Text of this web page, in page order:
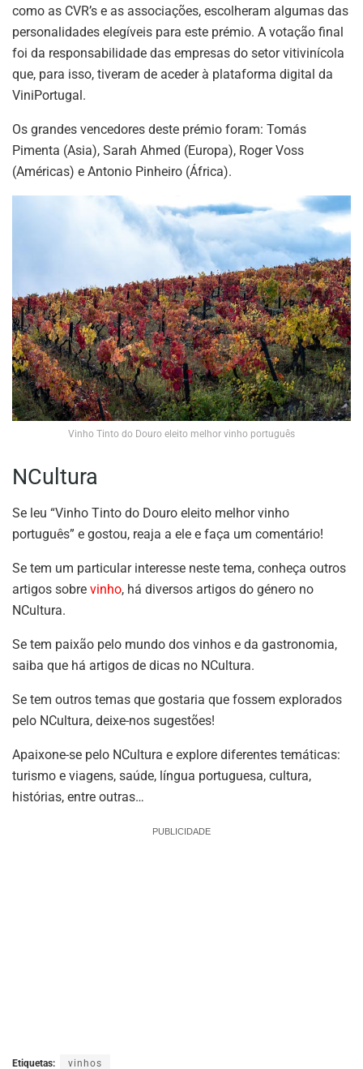
como as CVR’s e as associações, escolheram algumas das
personalidades elegíveis para este prémio. A votação final
foi da responsabilidade das empresas do setor vitivinícola
que, para isso, tiveram de aceder à plataforma digital da
ViniPortugal.
Os grandes vencedores deste prémio foram: Tomás
Pimenta (Asia), Sarah Ahmed (Europa), Roger Voss
(Américas) e Antonio Pinheiro (África).
Vinho Tinto do Douro eleito melhor vinho português
NCultura
Se leu “Vinho Tinto do Douro eleito melhor vinho
português” e gostou, reaja a ele e faça um comentário!
Se tem um particular interesse neste tema, conheça outros
artigos sobre vinho, há diversos artigos do género no
NCultura.
Se tem paixão pelo mundo dos vinhos e da gastronomia,
saiba que há artigos de dicas no NCultura.
Se tem outros temas que gostaria que fossem explorados
pelo NCultura, deixe-nos sugestões!
Apaixone-se pelo NCultura e explore diferentes temáticas:
turismo e viagens, saúde, língua portuguesa, cultura,
histórias, entre outras…
PUBLICIDADE
Etiquetas: vinhos